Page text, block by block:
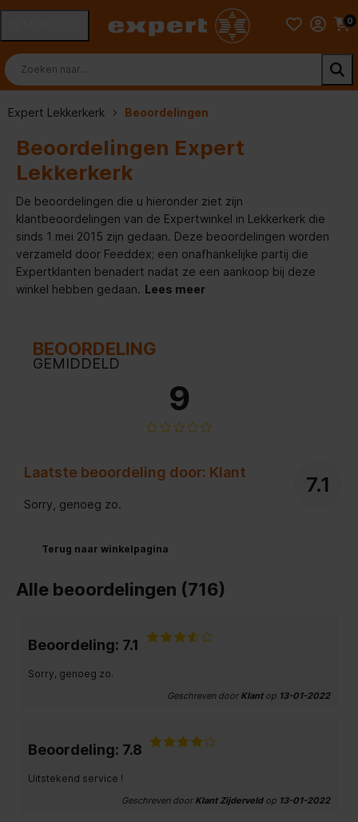
0
Expert Lekkerkerk Beoordelingen
Beoordelingen Expert
Lekkerkerk
De beoordelingen die u hieronder ziet zijn
klantbeoordelingen van de Expertwinkel in Lekkerkerk die
sinds 1 mei 2015 zijn gedaan. Deze beoordelingen worden
verzameld door Feeddex; een onafhankelijke partij die
Expertklanten benadert nadat ze een aankoop bij deze
winkel hebben gedaan. Lees meer
BEOORDELING
GEMIDDELD
9
Laatste beoordeling door: Klant 7.1
Sorry, genoeg zo.
Terug naar winkelpagina
Alle beoordelingen (716)
Beoordeling: 7.1
Sorry, genoeg zo.
Geschreven door Klantop 13-01-2022
Beoordeling: 7.8
Uitstekend service !
Geschreven door Klant Zijderveldop 13-01-2022